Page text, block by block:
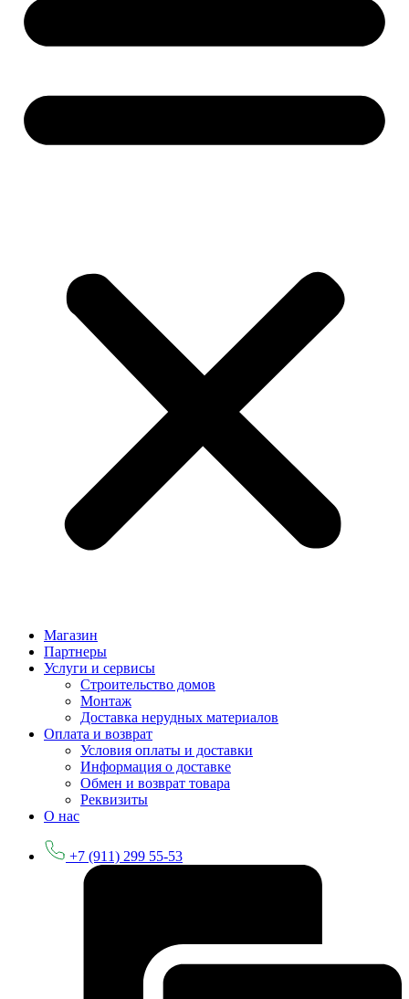
Магазин
Партнеры
Услуги и сервисы
Строительство домов
Монтаж
Доставка нерудных материалов
Оплата и возврат
Условия оплаты и доставки
Информация о доставке
Обмен и возврат товара
Реквизиты
О нас
+7 (911) 299 55-53